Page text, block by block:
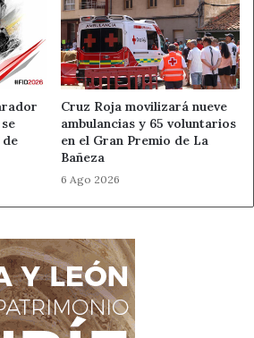
de
Cruz Roja movilizará nueve
ambulancias y 65 voluntarios
en el Gran Premio de La
Bañeza
6 Ago 2026